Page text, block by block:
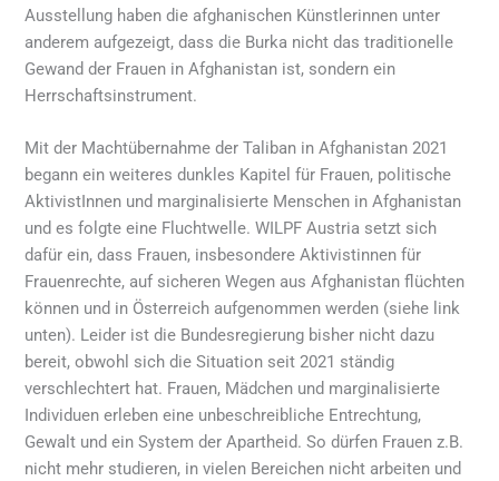
Ausstellung haben die afghanischen Künstlerinnen unter
anderem aufgezeigt, dass die Burka nicht das traditionelle
Gewand der Frauen in Afghanistan ist, sondern ein
Herrschaftsinstrument.
Mit der Machtübernahme der Taliban in Afghanistan 2021
begann ein weiteres dunkles Kapitel für Frauen, politische
AktivistInnen und marginalisierte Menschen in Afghanistan
und es folgte eine Fluchtwelle. WILPF Austria setzt sich
dafür ein, dass Frauen, insbesondere Aktivistinnen für
Frauenrechte, auf sicheren Wegen aus Afghanistan flüchten
können und in Österreich aufgenommen werden (siehe link
unten). Leider ist die Bundesregierung bisher nicht dazu
bereit, obwohl sich die Situation seit 2021 ständig
verschlechtert hat. Frauen, Mädchen und marginalisierte
Individuen erleben eine unbeschreibliche Entrechtung,
Gewalt und ein System der Apartheid. So dürfen Frauen z.B.
nicht mehr studieren, in vielen Bereichen nicht arbeiten und